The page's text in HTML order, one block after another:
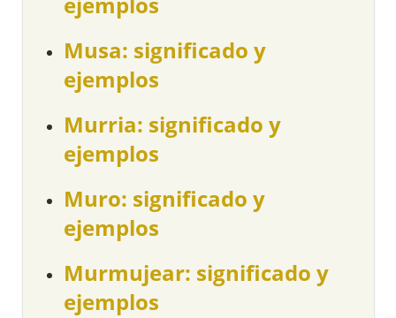
Musa: significado y
ejemplos
Murria: significado y
ejemplos
Muro: significado y
ejemplos
Murmujear: significado y
ejemplos